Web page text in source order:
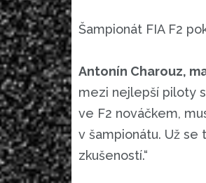
Šampionát FIA F2
Antonín Charouz,
mezi nejlepší piloty
ve F2 nováčkem,
v šampionátu. Už
zkušeností.“